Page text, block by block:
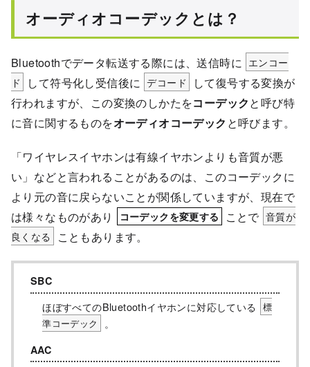
オーディオコーデックとは？
Bluetoothでデータ転送する際には、送信時に エンコー
ド
して符号化し受信後に デコード
して復号する変換が
行われますが、この変換のしかたをコーデックと呼び特
に音に関するものをオーディオコーデック と呼びます。
「ワイヤレスイヤホンは有線イヤホンよりも音質が悪
い」などと言われることがあるのは、このコーデックに
より元の音に戻らないことが関係していますが、現在で
は様々なものがあり
コーデックを変更する ことで 音質が
良くなる
こともあります。
SBC
ほぼすべてのBluetoothイヤホンに対応している
標
準コーデック
。
AAC